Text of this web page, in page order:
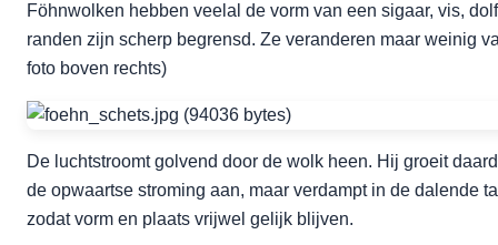
Föhnwolken hebben veelal de vorm van een sigaar, vis,
randen zijn scherp begrensd. Ze veranderen maar weinig
foto boven rechts)
De luchtstroomt golvend door de wolk heen. Hij groeit
de opwaartse stroming aan, maar verdampt in de dalende
zodat vorm en plaats vrijwel gelijk blijven.